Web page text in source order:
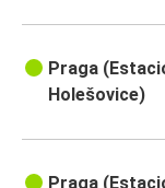
Praga
Holešovice)
Praga